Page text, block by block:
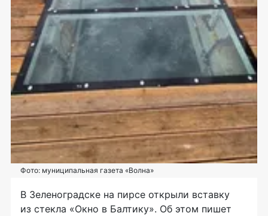
Фото: муниципальная газета «Волна»
В Зеленоградске на пирсе открыли вставку
из стекла «Окно в Балтику». Об этом пишет